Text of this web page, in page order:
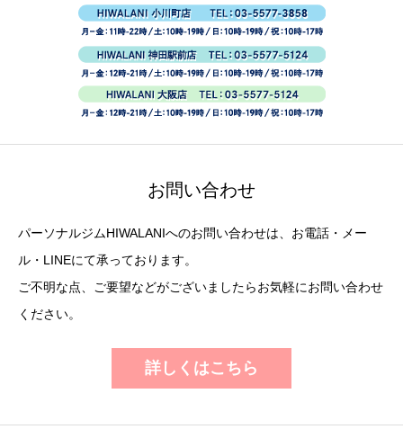
お問い合わせ
パーソナルジムHIWALANIへのお問い合わせは、お電話・メー
ル・LINEにて承っております。
ご不明な点、ご要望などがございましたらお気軽にお問い合わせ
ください。
詳しくはこちら